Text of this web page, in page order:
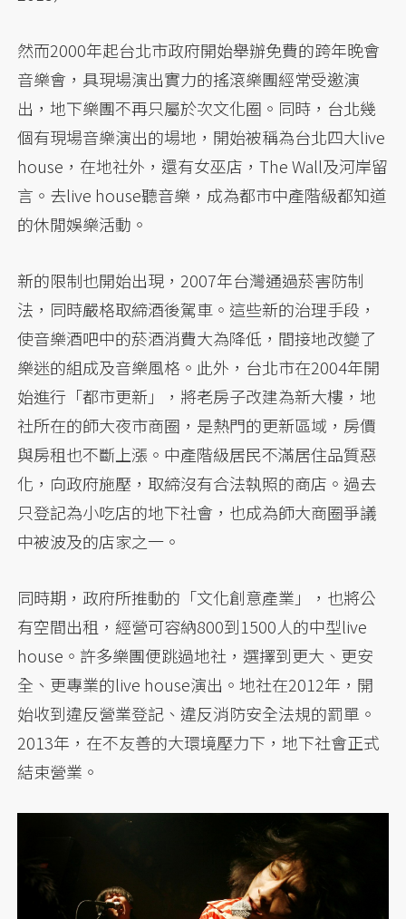
然而2000年起台北市政府開始舉辦免費的跨年晚會
音樂會，具現場演出實力的搖滾樂團經常受邀演
出，地下樂團不再只屬於次文化圈。同時，台北幾
個有現場音樂演出的場地，開始被稱為台北四大live
house，在地社外，還有女巫店，The Wall及河岸留
言。去live house聽音樂，成為都市中產階級都知道
的休閒娛樂活動。
新的限制也開始出現，2007年台灣通過菸害防制
法，同時嚴格取締酒後駕車。這些新的治理手段，
使音樂酒吧中的菸酒消費大為降低，間接地改變了
樂迷的組成及音樂風格。此外，台北市在2004年開
始進行「都市更新」，將老房子改建為新大樓，地
社所在的師大夜市商圈，是熱門的更新區域，房價
與房租也不斷上漲。中產階級居民不滿居住品質惡
化，向政府施壓，取締沒有合法執照的商店。過去
只登記為小吃店的地下社會，也成為師大商圈爭議
中被波及的店家之一。
同時期，政府所推動的「文化創意產業」，也將公
有空間出租，經營可容納800到1500人的中型live
house。許多樂團便跳過地社，選擇到更大、更安
全、更專業的live house演出。地社在2012年，開
始收到違反營業登記、違反消防安全法規的罰單。
2013年，在不友善的大環境壓力下，地下社會正式
結束營業。